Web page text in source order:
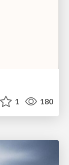
1 180